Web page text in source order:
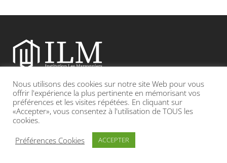
Etablissement catholique sous contrat d’association avec l’Etat
Adresse : 19, Grande rue 69420 CONDRIEU
INFOS LÉGALES POLITIQUE DE CONFIDENTIALITÉ
Nous utilisons des cookies sur notre site Web pour vous
offrir l'expérience la plus pertinente en mémorisant vos
préférences et les visites répétées. En cliquant sur
«Accepter», vous consentez à l'utilisation de TOUS les
cookies.
Préférences Cookies
ACCEPTER